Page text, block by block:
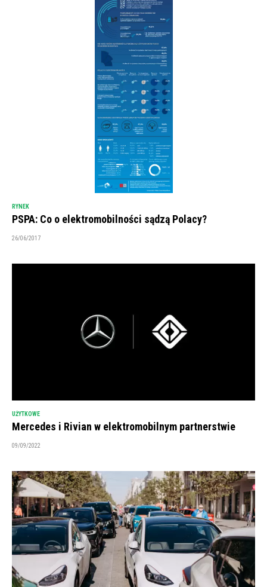
RYNEK
PSPA: Co o elektromobilności sądzą Polacy?
26/06/2017
UŻYTKOWE
Mercedes i Rivian w elektromobilnym partnerstwie
09/09/2022